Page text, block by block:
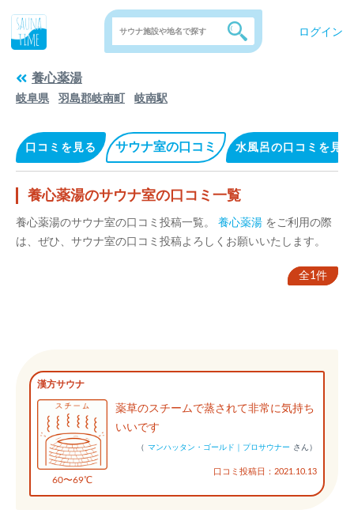
ログイン
養心薬湯
岐阜県 羽島郡岐南町 岐南駅
口コミを見る サウナ室の口コミ 水風呂の口コミを見る
養心薬湯のサウナ室の口コミ一覧
養心薬湯のサウナ室の口コミ投稿一覧。 養心薬湯 をご利用の際
は、ぜひ、サウナ室の口コミ投稿よろしくお願いいたします。
全1件
漢方サウナ
60〜69℃
薬草のスチームで蒸されて非常に気持ち
いいです
（ マンハッタン・ゴールド｜プロサウナー さん）
口コミ投稿日：2021.10.13